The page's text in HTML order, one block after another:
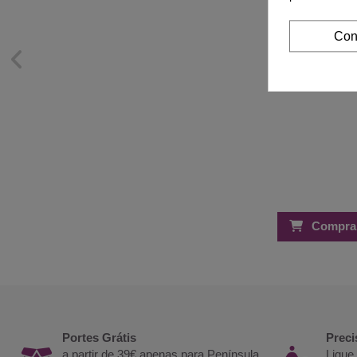
Portes Grátis
a partir de 39€ apenas para Península